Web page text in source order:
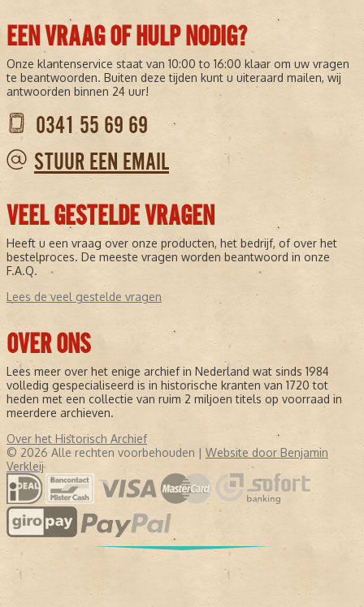
EEN VRAAG OF HULP NODIG?
Onze klantenservice staat van 10:00 to 16:00 klaar om uw vragen
te beantwoorden. Buiten deze tijden kunt u uiteraard mailen, wij
antwoorden binnen 24 uur!
0341 55 69 69
STUUR EEN EMAIL
VEEL GESTELDE VRAGEN
Heeft u een vraag over onze producten, het bedrijf, of over het
bestelproces. De meeste vragen worden beantwoord in onze
F.A.Q.
Lees de veel gestelde vragen
OVER ONS
Lees meer over het enige archief in Nederland wat sinds 1984
volledig gespecialiseerd is in historische kranten van 1720 tot
heden met een collectie van ruim 2 miljoen titels op voorraad in
meerdere archieven.
Over het Historisch Archief
© 2026 Alle rechten voorbehouden | Website door Benjamin
Verkleij